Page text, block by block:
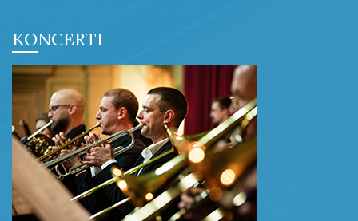
KONCERTI